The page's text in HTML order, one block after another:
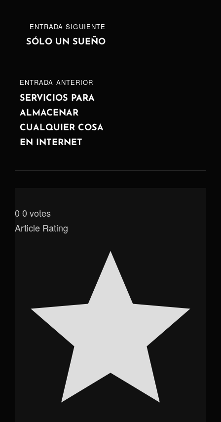
Navegación
de
ENTRADA
ANTERIOR
ENTRADA ANTERIOR
SERVICIOS PARA
ALMACENAR
CUALQUIER COSA
EN INTERNET
ENTRADA
SIGUIENTE
ENTRADA SIGUIENTE
SÓLO UN SUEÑO
0 0 votes
Article Rating